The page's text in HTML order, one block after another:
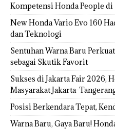
Kompetensi Honda People
New Honda Vario Evo 160
dan Teknologi
Sentuhan Warna Baru
sebagai Skutik Favorit
Sukses di Jakarta Fair 2026,
Masyarakat Jakarta-
Posisi Berkendara Tepat,
Warna Baru, Gaya Baru!